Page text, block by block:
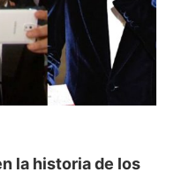
la historia de los